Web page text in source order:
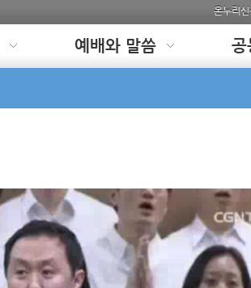
온누리
예배와 말씀 공